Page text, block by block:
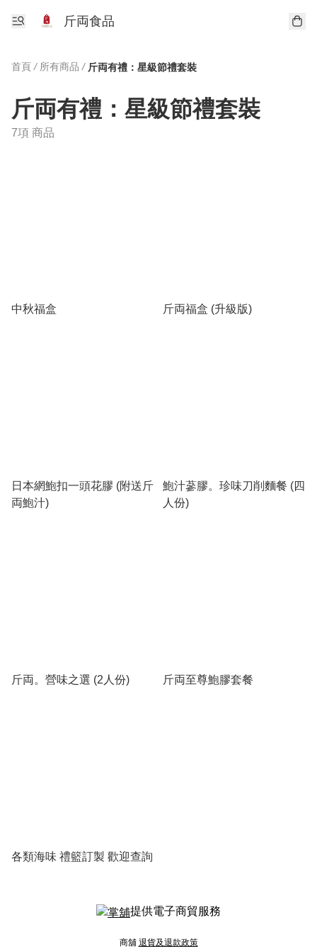
斤両食品
首頁 / 所有商品 / 斤両有禮：星級節禮套裝
斤両有禮：星級節禮套裝
7項 商品
中秋福盒 斤両福盒 (升級版)
日本網鮑扣一頭花膠 (附送斤
両鮑汁)
鮑汁蔘膠。珍味刀削麵餐 (四
人份)
斤両。營味之選 (2人份) 斤両至尊鮑膠套餐
各類海味 禮籃訂製 歡迎查詢
提供電子商貿服務
商舖 退貨及退款政策